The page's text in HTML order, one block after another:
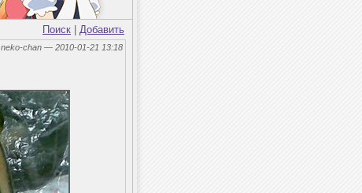
Поиск Добавить
neko-chan — 2010-01-21 13:18